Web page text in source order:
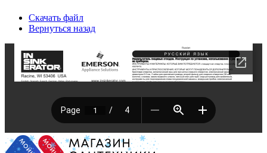
Скачать файл
Вернуться назад